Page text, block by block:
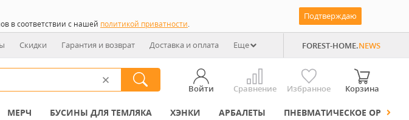
в соответствии с нашей политикой приватности.
Подтверждаю
Скидки Гарантия и возврат Доставка и оплата Еще FOREST-HOME.NEWS
Войти Сравнение Избранное Корзина
МЕРЧ БУСИНЫ ДЛЯ ТЕМЛЯКА ХЭНКИ АРБАЛЕТЫ ПНЕВМАТИЧЕСКОЕ ОРУЖИЕ